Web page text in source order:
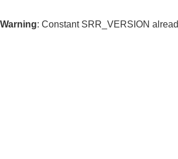
Warning: Constant SRR_VERSION